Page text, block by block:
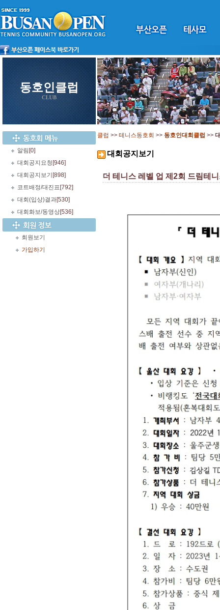
동호인클럽
CLUB
알림 [0]
대회공지요청 [946]
대회공지보기 [898]
코트배정/대진표 [792]
대회(입상)결과[530]
대회화보/동영상[536]
회원보기
가입하기
클럽 >> 테니스동호회 >> 동호인대회클럽 >>
대회공지보기
더 테니스 레벨 업 제2회 드림테